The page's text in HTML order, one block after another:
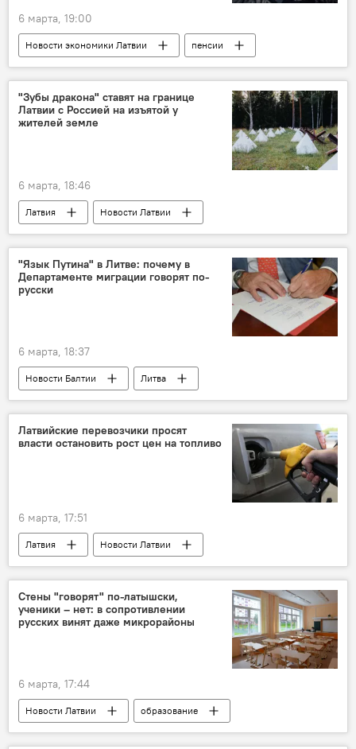
6 марта, 19:00
Новости экономики Латвии
пенсии
Rail Baltica
"Зубы дракона" ставят на границе
Латвии с Россией на изъятой у
жителей земле
6 марта, 18:46
Латвия
Новости Латвии
латвийско-российская граница
граница
безопасность
Национальные вооруженные силы
"Язык Путина" в Литве: почему в
Департаменте миграции говорят по-
русски
6 марта, 18:37
Новости Балтии
Литва
русский язык
литовский язык
общество
Латвийские перевозчики просят
власти остановить рост цен на топливо
6 марта, 17:51
Латвия
Новости Латвии
Новости экономики Латвии
топливо
рост цен
Иво Ошениекс
пассажироперевозки
Стены "говорят" по-латышски,
ученики – нет: в сопротивлении
русских винят даже микрорайоны
6 марта, 17:44
Новости Латвии
образование
латышский язык